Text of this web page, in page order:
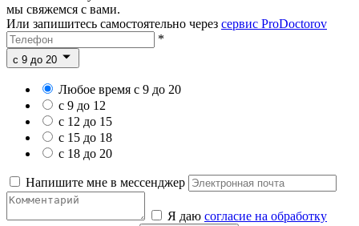
мы свяжемся с вами.
Или запишитесь самостоятельно через сервис ProDoctorov
*
c 9 до 20
Любое время с 9 до 20
с 9 до 12
с 12 до 15
с 15 до 18
с 18 до 20
Напишите мне в мессенджер
Я даю согласие на обработку